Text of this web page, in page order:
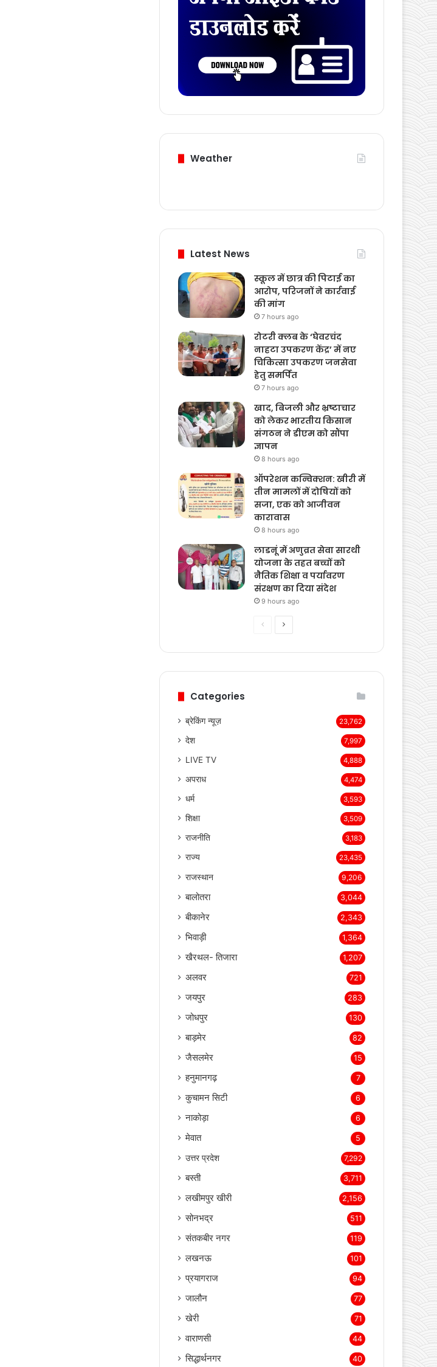
Download Card
Latest News
स्कूल में छात्र की पिटाई का
आरोप, परिजनों ने कार्रवाई
की मांग
रोटरी क्लब के ‘घेवरचंद
नाहटा उपकरण केंद्र’ में नए
चिकित्सा उपकरण जनसेवा
हेतु समर्पित
खाद, बिजली और भ्रष्टाचार
को लेकर भारतीय किसान
संगठन ने डीएम को सौंपा
ज्ञापन
ऑपरेशन कन्विक्शन: खीरी में
तीन मामलों में दोषियों को
सजा, एक को आजीवन
कारावास
लाडनूं में अणुव्रत सेवा सारथी
नैतिक शिक्षा व पर्यावरण
संरक्षण का दिया संदेश
Categories
ब्रेकिंग न्यूज़ 23,762
देश 7,997
LIVE TV 4,888
अपराध 4,474
धर्म 3,593
शिक्षा 3,509
राजनीति 3,183
राज्य 23,435
राजस्थान 9,206
बालोतरा 3,044
बीकानेर 2,343
भिवाड़ी 1,364
खैरथल- तिजारा 1,207
अलवर 721
जयपुर 283
जोधपुर 130
बाड़मेर 82
जैसलमेर 15
हनुमानगढ़ 7
कुचामन सिटी 6
नाकोड़ा 6
मेवात 5
उत्तर प्रदेश 7,292
बस्ती 3,711
लखीमपुर खीरी 2,156
सोनभद्र 511
संतकबीर नगर 119
लखनऊ 101
प्रयागराज 94